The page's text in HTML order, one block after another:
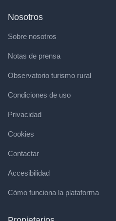
Nosotros
Sobre nosotros
Notas de prensa
Observatorio turismo rural
Condiciones de uso
Privacidad
Cookies
Contactar
Accesibilidad
Cómo funciona la plataforma